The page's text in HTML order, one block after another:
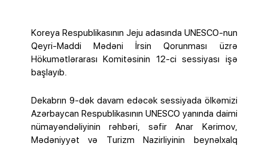
Koreya Respublikasının Jeju adasında UNESCO-nun
Qeyri-Maddi Mədəni İrsin Qorunması üzrə
Hökumətlərarası Komitəsinin 12-ci sessiyası işə
başlayıb.
Dekabrın 9-dək davam edəcək sessiyada ölkəmizi
Azərbaycan Respublikasının UNESCO yanında daimi
nümayəndəliyinin rəhbəri, səfir Anar Kərimov,
Mədəniyyət və Turizm Nazirliyinin beynəlxalq